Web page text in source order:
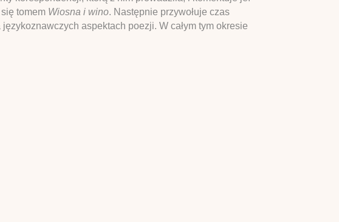
tomem Wiosna i wino. Następnie przywołuje czas
aspektach poezji. W całym tym okresie